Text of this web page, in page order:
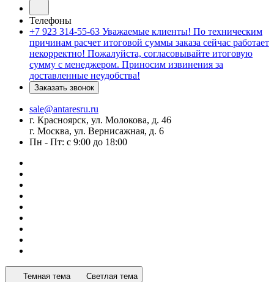
Телефоны
+7 923 314-55-63 Уважаемые клиенты! По техническим
причинам расчет итоговой суммы заказа сейчас работает
некорректно! Пожалуйста, согласовывайте итоговую
сумму с менеджером. Приносим извинения за
доставленные неудобства!
Заказать звонок
sale@antaresru.ru
г. Красноярск, ул. Молокова, д. 46
г. Москва, ул. Вернисажная, д. 6
Пн - Пт: с 9:00 до 18:00
Темная тема Светлая тема